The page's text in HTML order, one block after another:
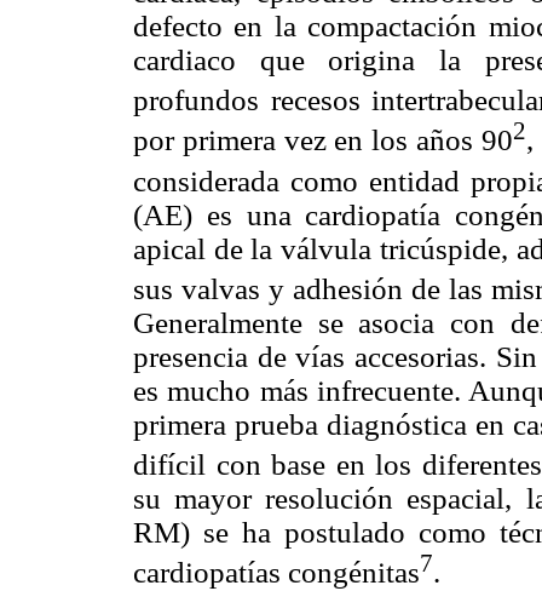
defecto en la compactación
cardiaco que origina la
profundos recesos
por primera vez en los años 902,
considerada como entidad
(AE) es una cardiopatía
apical de la válvula tricúspide,
sus valvas y adhesión de las
Generalmente se asocia con
presencia de vías accesorias.
es mucho más infrecuente.
primera prueba diagnóstica en
difícil con base en los
su mayor resolución espacial,
RM) se ha postulado como
cardiopatías congénitas7.